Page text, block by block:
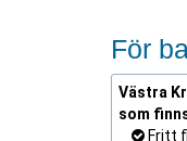
För
Västra
som
Fritt